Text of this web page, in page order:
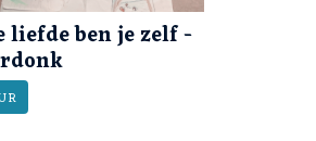
liefde ben je zelf -